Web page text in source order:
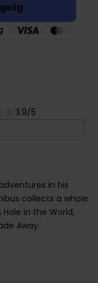
3.9/5
in his
collects a whole
in the World,
Away.